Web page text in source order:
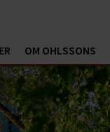
OM OHLSSONS